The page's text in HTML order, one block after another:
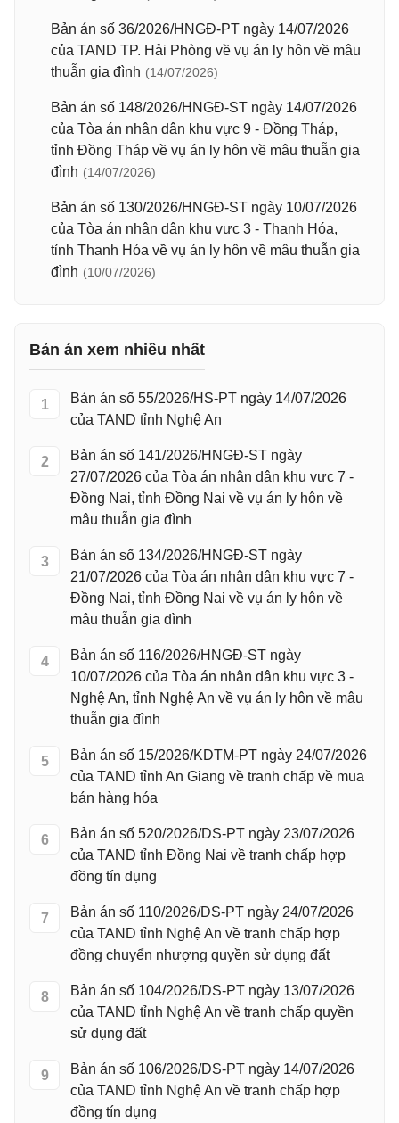
Bản án số 36/2026/HNGĐ-PT ngày 14/07/2026
của TAND TP. Hải Phòng về vụ án ly hôn về mâu
thuẫn gia đình (14/07/2026)
Bản án số 148/2026/HNGĐ-ST ngày 14/07/2026
của Tòa án nhân dân khu vực 9 - Đồng Tháp,
tỉnh Đồng Tháp về vụ án ly hôn về mâu thuẫn gia
đình (14/07/2026)
Bản án số 130/2026/HNGĐ-ST ngày 10/07/2026
của Tòa án nhân dân khu vực 3 - Thanh Hóa,
tỉnh Thanh Hóa về vụ án ly hôn về mâu thuẫn gia
đình (10/07/2026)
Bản án xem nhiều nhất
1
Bản án số 55/2026/HS-PT ngày 14/07/2026
của TAND tỉnh Nghệ An
2
Bản án số 141/2026/HNGĐ-ST ngày
27/07/2026 của Tòa án nhân dân khu vực 7 -
Đồng Nai, tỉnh Đồng Nai về vụ án ly hôn về
mâu thuẫn gia đình
3
Bản án số 134/2026/HNGĐ-ST ngày
21/07/2026 của Tòa án nhân dân khu vực 7 -
Đồng Nai, tỉnh Đồng Nai về vụ án ly hôn về
mâu thuẫn gia đình
4
Bản án số 116/2026/HNGĐ-ST ngày
10/07/2026 của Tòa án nhân dân khu vực 3 -
Nghệ An, tỉnh Nghệ An về vụ án ly hôn về mâu
thuẫn gia đình
5
Bản án số 15/2026/KDTM-PT ngày 24/07/2026
của TAND tỉnh An Giang về tranh chấp về mua
bán hàng hóa
6
Bản án số 520/2026/DS-PT ngày 23/07/2026
của TAND tỉnh Đồng Nai về tranh chấp hợp
đồng tín dụng
7
Bản án số 110/2026/DS-PT ngày 24/07/2026
của TAND tỉnh Nghệ An về tranh chấp hợp
đồng chuyển nhượng quyền sử dụng đất
8
Bản án số 104/2026/DS-PT ngày 13/07/2026
của TAND tỉnh Nghệ An về tranh chấp quyền
sử dụng đất
9
Bản án số 106/2026/DS-PT ngày 14/07/2026
của TAND tỉnh Nghệ An về tranh chấp hợp
đồng tín dụng